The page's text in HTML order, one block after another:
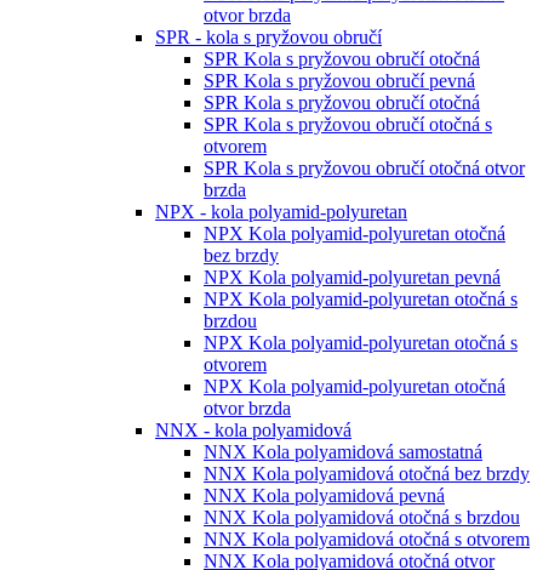
otvor brzda
SPR - kola s pryžovou obručí
SPR Kola s pryžovou obručí otočná
SPR Kola s pryžovou obručí pevná
SPR Kola s pryžovou obručí otočná
SPR Kola s pryžovou obručí otočná s
otvorem
SPR Kola s pryžovou obručí otočná otvor
brzda
NPX - kola polyamid-polyuretan
NPX Kola polyamid-polyuretan otočná
bez brzdy
NPX Kola polyamid-polyuretan pevná
NPX Kola polyamid-polyuretan otočná s
brzdou
NPX Kola polyamid-polyuretan otočná s
otvorem
NPX Kola polyamid-polyuretan otočná
otvor brzda
NNX - kola polyamidová
NNX Kola polyamidová samostatná
NNX Kola polyamidová otočná bez brzdy
NNX Kola polyamidová pevná
NNX Kola polyamidová otočná s brzdou
NNX Kola polyamidová otočná s otvorem
NNX Kola polyamidová otočná otvor